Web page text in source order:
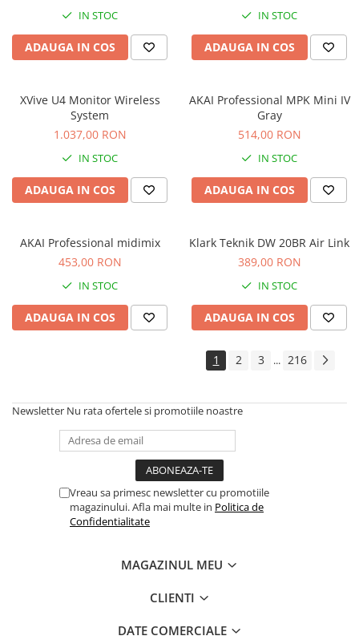
Masini de fum si ceata
Mixere DMX
Moving Head-uri
Proiectoare
Scene şi Ring-uri de Dans
Stative si schela lumini
Instrumente Muzicale
Chitare si bass
Claviaturi
Instrumente de percutie
Instrumente de suflat
Instrumente si jucarii pentru copii
Instrumente traditionale
Tobe
Case-uri DJ
CD Playere DJ
Console DJ
Controllere MIDI - USB DAW
Genti pentru DJ
Samplere si controllere
Cabluri adaptoare, cabluri Y
IN STOC
ADAUGA IN COS
IN STOC
ADAUGA IN COS
XVive U4 Monitor Wireless
System
1.037,00 RON
IN STOC
ADAUGA IN COS
AKAI Professional MPK Mini IV
Gray
514,00 RON
IN STOC
ADAUGA IN COS
AKAI Professional midimix
453,00 RON
IN STOC
ADAUGA IN COS
Klark Teknik DW 20BR Air Link
389,00 RON
IN STOC
ADAUGA IN COS
1 2 3 ... 216
Newsletter Nu rata ofertele si promotiile noastre
Vreau sa primesc newsletter cu promotiile
magazinului. Afla mai multe in Politica de
Confidentialitate
MAGAZINUL MEU
CLIENTI
DATE COMERCIALE